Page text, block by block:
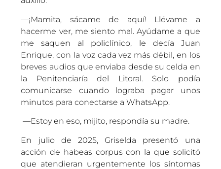
—¡Mamita, sácame de aquí! Llévame a
hacerme ver, me siento mal. Ayúdame a que
me saquen al policlínico, le decía Juan
Enrique, con la voz cada vez más débil, en los
breves audios que enviaba desde su celda en
la Penitenciaría del Litoral. Solo podía
comunicarse cuando lograba pagar unos
minutos para conectarse a WhatsApp.
—Estoy en eso, mijito, respondía su madre.
En julio de 2025, Griselda presentó una
acción de habeas corpus con la que solicitó
que atendieran urgentemente los síntomas